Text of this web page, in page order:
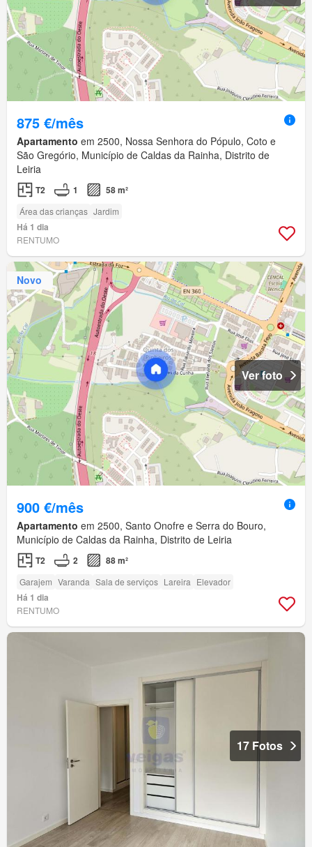
875 €/mês
Apartamento em 2500, Nossa Senhora do Pópulo, Coto e
São Gregório, Município de Caldas da Rainha, Distrito de
Leiria
T2 1 58 m²
Área das crianças Jardim
Há 1 dia
RENTUMO
Novo
Ver foto
900 €/mês
Apartamento em 2500, Santo Onofre e Serra do Bouro,
Município de Caldas da Rainha, Distrito de Leiria
T2 2 88 m²
Garajem Varanda Sala de serviços Lareira Elevador
Há 1 dia
RENTUMO
17 Fotos